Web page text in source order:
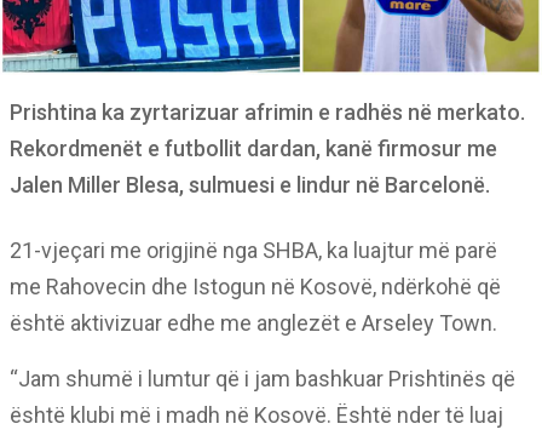
Prishtina ka zyrtarizuar afrimin e radhës në merkato.
Rekordmenët e futbollit dardan, kanë firmosur me
Jalen Miller Blesa, sulmuesi e lindur në Barcelonë.
21-vjeçari me origjinë nga SHBA, ka luajtur më parë
me Rahovecin dhe Istogun në Kosovë, ndërkohë që
është aktivizuar edhe me anglezët e Arseley Town.
“Jam shumë i lumtur që i jam bashkuar Prishtinës që
është klubi më i madh në Kosovë. Është nder të luaj